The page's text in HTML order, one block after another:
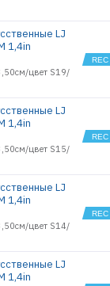
LJ
1,4in
цвет S19/
LJ
1,4in
цвет S15/
LJ
1,4in
цвет S14/
LJ
1,4in